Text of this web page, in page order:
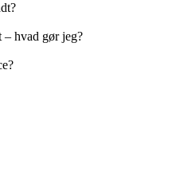
– hvad gør jeg?